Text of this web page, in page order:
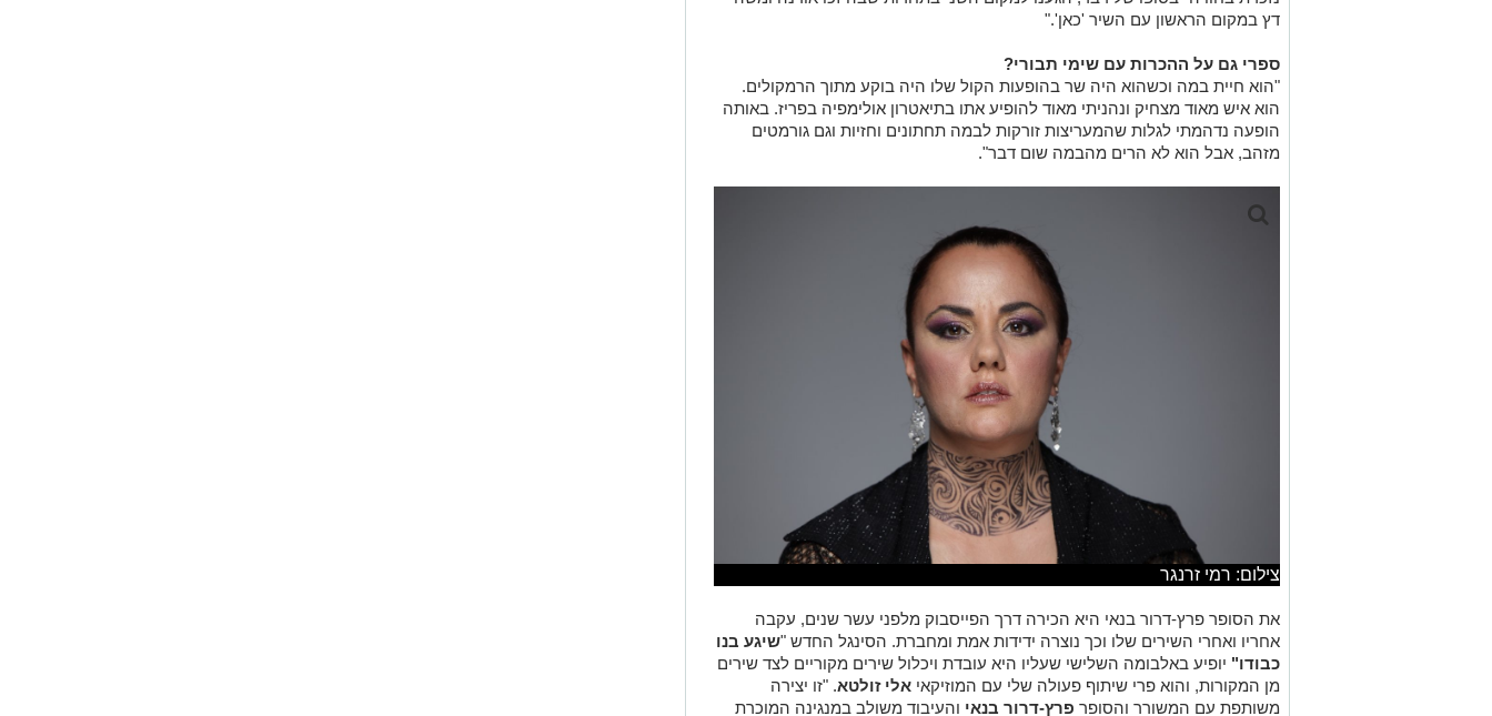
הוא איש מאוד מצחיק ונהניתי מאוד להופיע אתו בתיאטרון אולימפיה בפריז. באותה
הופעה נדהמתי לגלות שהמעריצות זורקות לבמה תחתונים וחזיות וגם גורמטים
מזהב, אבל הוא לא הרים מהבמה שום דבר".
את הסופר פרץ-דרור בנאי היא הכירה דרך הפייסבוק מלפני עשר שנים, עקבה
אחריו ואחרי השירים שלו וכך נוצרה ידידות אמת ומחברת. הסינגל החדש "
כבודו"יופיע באלבומה השלישי שעליו היא עובדת ויכלול שירים מקוריים לצד שירים
מן המקורות, והוא פרי שיתוף פעולה שלי עם המוזיקאיאלי זולטא. "זו יצירה
והעיבוד משולב במנגינה המוכרת
ADI EL RABIE "זהו האביב" ) של המלחין ונגן העוד
פריד אל-אטרש" סיפרה
חיבור שכולו מזרח מערב ועולם. הכתיבה שלו מזכירה לי את
. לגבי פריד
אל אטרש, אני כל הזמן נעה בין מזרח למערב ומשהו במנגינה של פריד הרגיש לי
שהכמיהה הזאת שייגע בנו כבודו יחד עם המנגינה של פריד משרתת את הביטוי